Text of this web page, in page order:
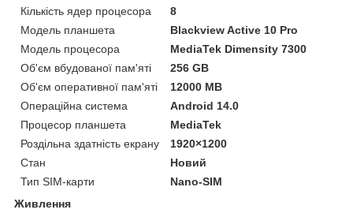
Кількість ядер процесора
8
Модель планшета
Blackview Active 10 Pro
Модель процесора
MediaTek Dimensity 7300
Об'єм вбудованої пам'яті
256 GB
Об'єм оперативної пам'яті
12000 MB
Операційна система
Android 14.0
Процесор планшета
MediaTek
Роздільна здатність екрану
1920×1200
Стан
Новий
Тип SIM-карти
Nano-SIM
Живлення